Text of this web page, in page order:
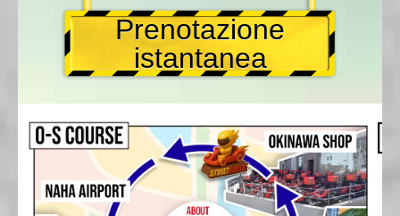
Prenotazione
istantanea